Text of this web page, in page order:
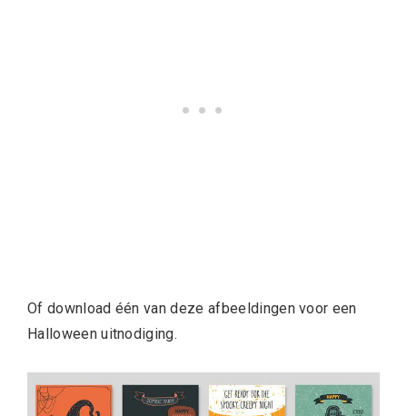
Of download één van deze afbeeldingen voor een
Halloween uitnodiging.